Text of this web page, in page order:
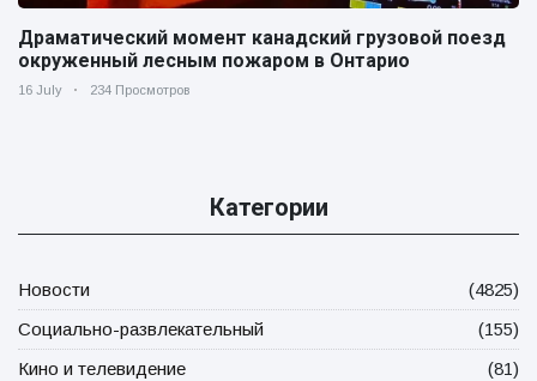
Драматический момент канадский грузовой поезд
окруженный лесным пожаром в Онтарио
16 July 234 Просмотров
Категории
Новости
(4825)
Социально-развлекательный
(155)
Кино и телевидение
(81)